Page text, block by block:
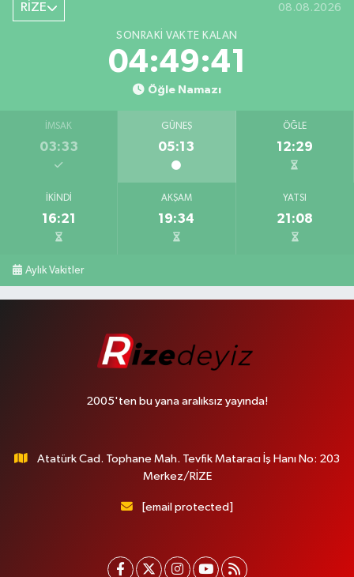
RİZE 08.08.2026
SONRAKI VAKTE KALAN
04:49:40
Öğle Namazı
İMSAK
03:33
GÜNEŞ
05:13
ÖĞLE
12:29
İKINDI
16:21
AKŞAM
19:34
YATSI
21:08
Aylık Vakitler
2005'ten bu yana aralıksız yayında!
Atatürk Cad. Tophane Mah. Tevfik Mataracı İş Hanı No: 203
Merkez/RİZE
[email protected]